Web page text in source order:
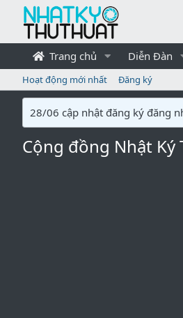
Trang chủ Diễn Đàn
Hoạt động mới nhất Đăng ký
28/06 cập nhật đăng ký đăng
Cộng đồng Nhật Ký